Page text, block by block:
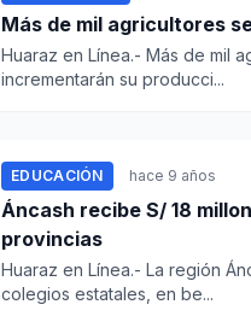
Más de mil agricultores
Huaraz en Línea.- Más de mil
incrementarán su producci...
EDUCACIÓN hace 9 años
Áncash recibe S/ 18
provincias
Huaraz en Línea.- La región
colegios estatales, en be...